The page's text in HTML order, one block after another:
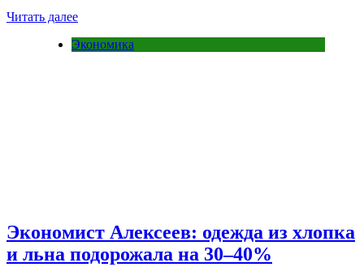
Читать далее
Экономика
Экономист Алексеев: одежда из хлопка
и льна подорожала на 30–40%